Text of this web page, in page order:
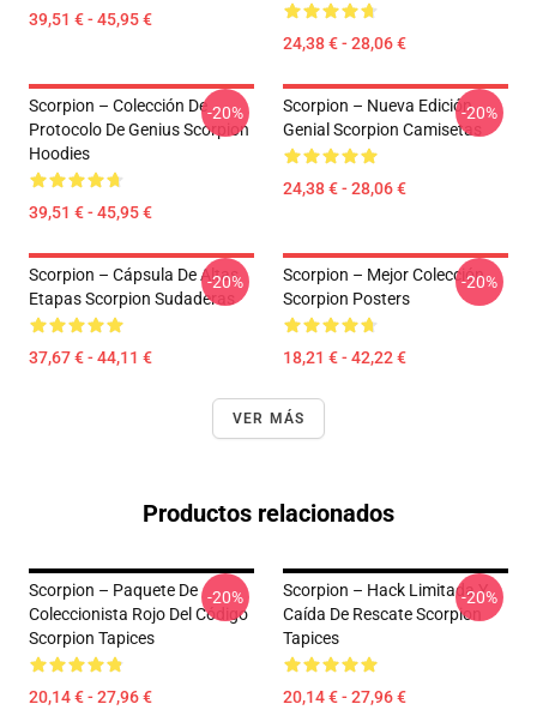
39,51 € - 45,95 €
24,38 € - 28,06 €
Scorpion – Colección De
Protocolo De Genius Scorpion
Hoodies
39,51 € - 45,95 €
-20%
Scorpion – Nueva Edición
Genial Scorpion Camisetas
24,38 € - 28,06 €
-20%
Scorpion – Cápsula De Altas
Etapas Scorpion Sudaderas
37,67 € - 44,11 €
-20%
Scorpion – Mejor Colección
Scorpion Posters
18,21 € - 42,22 €
-20%
VER MÁS
Productos relacionados
Scorpion – Paquete De
Coleccionista Rojo Del Código
Scorpion Tapices
20,14 € - 27,96 €
-20%
Scorpion – Hack Limitada Y
Caída De Rescate Scorpion
Tapices
20,14 € - 27,96 €
-20%